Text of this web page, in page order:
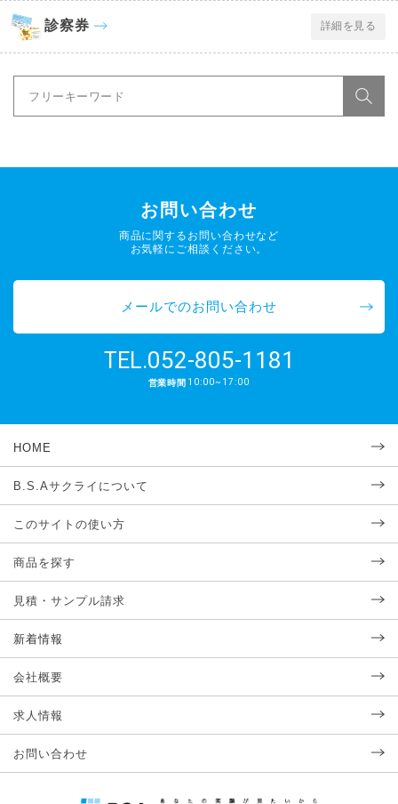
診察券 詳細を見る
お問い合わせ
商品に関するお問い合わせなど
お気軽にご相談ください。
メールでのお問い合わせ
TEL.052-805-1181
営業時間 10:00~17:00
HOME
B.S.Aサクライについて
このサイトの使い方
商品を探す
見積・サンプル請求
新着情報
会社概要
求人情報
お問い合わせ